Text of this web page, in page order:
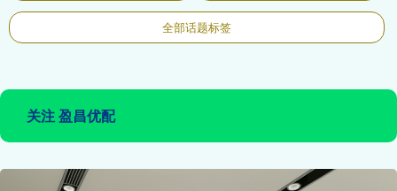
全部话题标签
关注 盈昌优配